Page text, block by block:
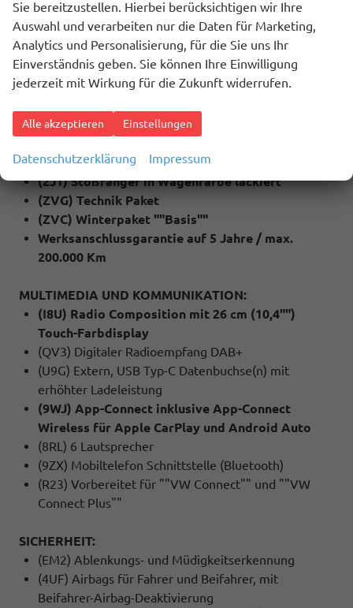
(4A3) Sitzheizung für Vordersitze
(QC1) Fenster ab B-Säule abgedunkelt
(79H) Spurwechselassistent ""Side Assist"" inkl.
""Blind Spot Detection"", Ausparkassistent und
Ausstiegswarner
(QR9) Verkehrszeichenerkennung
inkl. Keyless Start (Schlüsselloses starten)
(2J1) Stoßfänger in Wagenfarbe lackiert
(ZVG) Technik Paket
(ZVC) Winterpaket ""Basis""
Werksanschlussgarantie auf 5 Jahre / max.
200.000 Km
MULTIMEDIA UND KOMMUNIKATION:
(I8U) Radio Composition mit 26 cm (10,4"")
Touch-Farbdisplay
(QV3) Digitaler Radioempfang DAB+
(U9G) Extern, USB Typ-C Datenbuchse(n) mit
erhöhter Ladeleistung
(9WJ) App-Connect inklusive App-Connect
Wireless für Apple CarPlay und Android Auto
(8RL) 6 Lautsprecher
(9ZX) Mobiltelefon Schnittstelle (Bluetooth)
(R23) Vorbereitet für ""VW Connect"" und ""VW
Connect Plus""
SICHERHEIT:
(EM2) Ablenkungs- und Müdigkeitserkennung
(4UF) Airbags für Fahrer und Beifahrer, mit
Beifahrer-Airbag-Deaktivierung
Sie bereitzustellen. Hierbei berücksichtigen wir Ihre
Auswahl und verarbeiten nur die Daten für Marketing,
Analytics und Personalisierung, für die Sie uns Ihr
Einverständnis geben. Sie können Ihre Einwilligung
jederzeit mit Wirkung für die Zukunft widerrufen.
Alle akzeptieren Einstellungen
Datenschutzerklärung Impressum